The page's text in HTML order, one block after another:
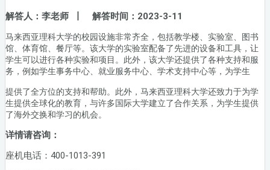
解答人：李老师 丨 解答时间：2023-3-11
马来西亚理科大学的校园设施非常齐全，包括教学楼、实验室、图书
馆、体育馆、餐厅等。该大学的实验室配备了先进的设备和工具，让
学生可以进行各种实验和项目。此外，该大学还提供了各种支持和服
务，例如学生事务中心、就业服务中心、学术支持中心等，为学生
提供了全方位的支持和帮助。此外，马来西亚理科大学还致力于为学
生提供全球化的教育，与许多国际大学建立了合作关系，为学生提供
了海外交换和学习的机会。
详情请咨询：
座机电话：400-1013-391